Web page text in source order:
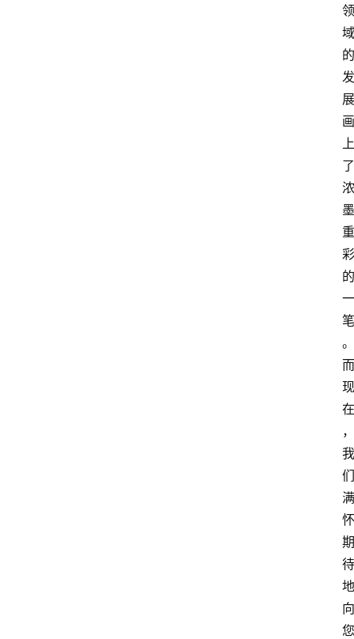
领
域
的
发
展
画
上
了
浓
墨
重
彩
的
一
笔
。
而
现
在
，
我
们
满
怀
期
待
地
向
您